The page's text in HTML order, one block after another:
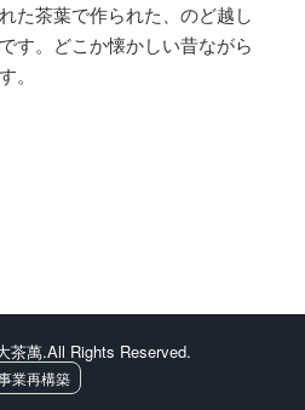
た茶葉で作られた、のど越し
す。どこか懐かしい昔ながら
。
茶萬.All Rights Reserved.
業再構築